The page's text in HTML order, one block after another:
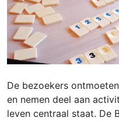
De bezoekers
en nemen deel aan
leven centraal staat. De